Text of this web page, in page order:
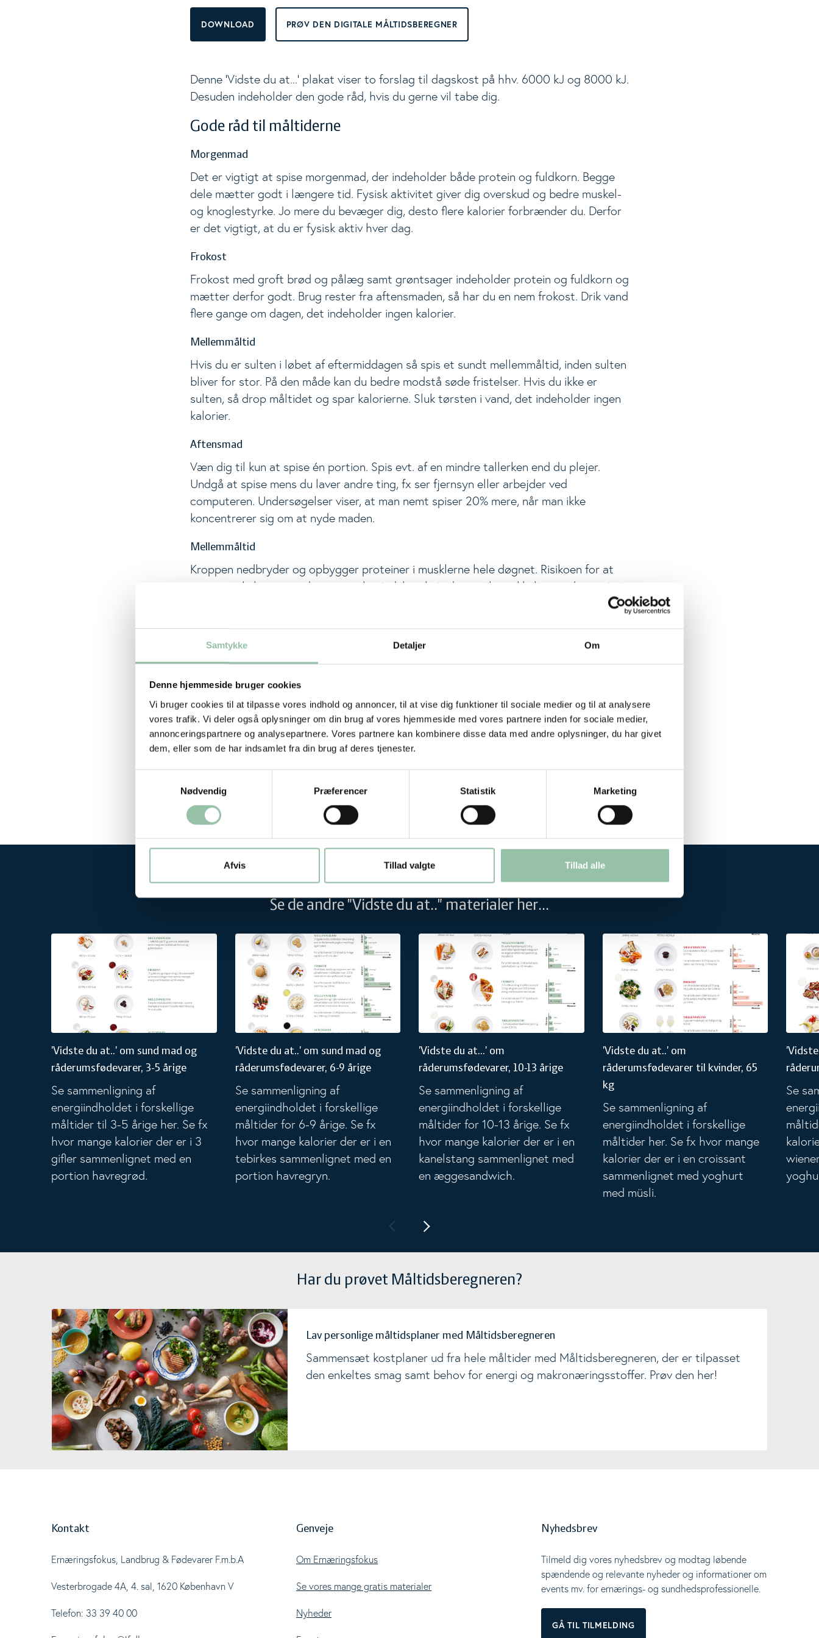
Samtykke Detaljer Om
Denne hjemmeside bruger cookies
Vi bruger cookies til at tilpasse vores indhold og annoncer, til at vise dig funktioner til sociale medier og til at analysere
vores trafik. Vi deler også oplysninger om din brug af vores hjemmeside med vores partnere inden for sociale medier,
annonceringspartnere og analysepartnere. Vores partnere kan kombinere disse data med andre oplysninger, du har givet
dem, eller som de har indsamlet fra din brug af deres tjenester.
Nødvendig
Præferencer Statistik Marketing
Afvis Tillad valgte Tillad alle
Toggle Level
DOWNLOAD PRØV DEN DIGITALE MÅLTIDSBEREGNER
Denne 'Vidste du at...' plakat viser to forslag til dagskost på hhv. 6000 kJ og 8000 kJ.
Desuden indeholder den gode råd, hvis du gerne vil tabe dig.
Gode råd til måltiderne
Morgenmad
Det er vigtigt at spise morgenmad, der indeholder både protein og fuldkorn. Begge
dele mætter godt i længere tid. Fysisk aktivitet giver dig overskud og bedre muskel-
og knoglestyrke. Jo mere du bevæger dig, desto flere kalorier forbrænder du. Derfor
er det vigtigt, at du er fysisk aktiv hver dag.
Frokost
Frokost med groft brød og pålæg samt grøntsager indeholder protein og fuldkorn og
mætter derfor godt. Brug rester fra aftensmaden, så har du en nem frokost. Drik vand
flere gange om dagen, det indeholder ingen kalorier.
Mellemmåltid
Hvis du er sulten i løbet af eftermiddagen så spis et sundt mellemmåltid, inden sulten
bliver for stor. På den måde kan du bedre modstå søde fristelser. Hvis du ikke er
sulten, så drop måltidet og spar kalorierne. Sluk tørsten i vand, det indeholder ingen
kalorier.
Aftensmad
Væn dig til kun at spise én portion. Spis evt. af en mindre tallerken end du plejer.
Undgå at spise mens du laver andre ting, fx ser fjernsyn eller arbejder ved
computeren. Undersøgelser viser, at man nemt spiser 20% mere, når man ikke
koncentrerer sig om at nyde maden.
Mellemmåltid
Kroppen nedbryder og opbygger proteiner i musklerne hele døgnet. Risikoen for at
miste muskelmasse under vægttab mindskes, hvis der er tilstrækkeligt med protein i
Info om plakaten
A3 plakat. Viser to forslag til dagskost på hhv. 6000 kJ og 8000 kJ og gode råd, hvis
du vil tabe dig.
Plakaten kan kun downloades.
LÆS MERE OM VÆGTTAB HER
Se de andre "Vidste du at.." materialer her...
'Vidste du at..' om sund mad og
råderumsfødevarer, 3-5 årige
Se sammenligning af
energiindholdet i forskellige
måltider til 3-5 årige her. Se fx
hvor mange kalorier der er i 3
gifler sammenlignet med en
portion havregrød.
'Vidste du at..' om sund mad og råderumsfødevarer, 3-5 årige
'Vidste du at..' om sund mad og
råderumsfødevarer, 6-9 årige
Se sammenligning af
energiindholdet i forskellige
måltider for 6-9 årige. Se fx
hvor mange kalorier der er i en
tebirkes sammenlignet med en
portion havregryn.
'Vidste du at..' om sund mad og råderumsfødevarer, 6-9 årige
'Vidste du at...' om
råderumsfødevarer, 10-13 årige
Se sammenligning af
energiindholdet i forskellige
måltider for 10-13 årige. Se fx
hvor mange kalorier der er i en
kanelstang sammenlignet med
en æggesandwich.
'Vidste du at...' om råderumsfødevarer, 10-13 årige
'Vidste du at..' om
råderumsfødevarer til kvinder, 65
kg
Se sammenligning af
energiindholdet i forskellige
måltider her. Se fx hvor mange
kalorier der er i en croissant
sammenlignet med yoghurt
med müsli.
'Vidste du at..' om råderumsfødevarer til kvinder, 65
Se
Har du prøvet Måltidsberegneren?
Lav personlige måltidsplaner med Måltidsberegneren
Sammensæt kostplaner ud fra hele måltider med Måltidsberegneren, der er tilpasset
den enkeltes smag samt behov for energi og makronæringsstoffer. Prøv den her!
Lav personlige måltidsplaner med Måltidsberegneren
Kontakt
Ernæringsfokus, Landbrug & Fødevarer F.m.b.A
Vesterbrogade 4A, 4. sal, 1620 København V
Telefon: 33 39 40 00
Genveje
Om Ernæringsfokus
Se vores mange gratis materialer
Nyheder
Nyhedsbrev
Tilmeld dig vores nyhedsbrev og modtag løbende
spændende og relevante nyheder og informationer om
events mv. for ernærings- og sundhedsprofessionelle.
GÅ TIL TILMELDING